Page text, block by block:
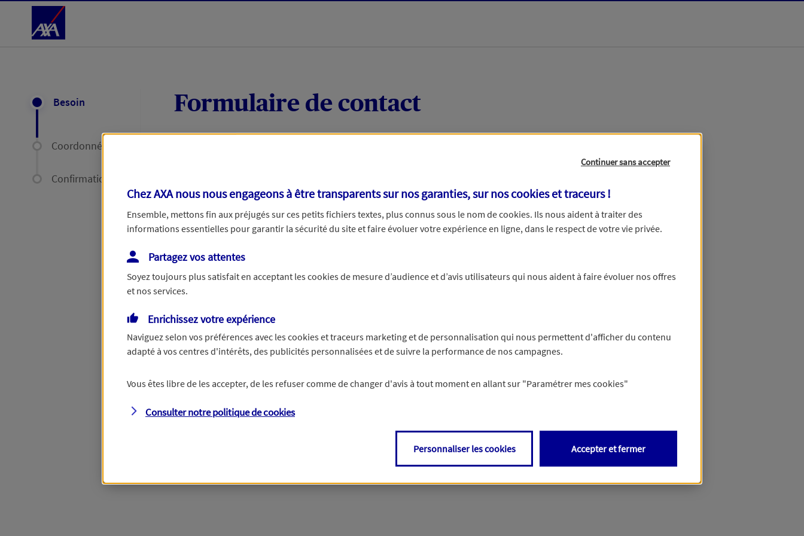
Accéder au Contenu
Besoin
Coordonnées
Confirmation
Formulaire de contact
Votre message :
Vous disposez de droits sur les informations vous concernant. Pour plus d’informations,
Continuer sans accepter
Chez AXA nous nous engageons à être transparents sur nos garanties, sur noscookies et traceurs!
Ensemble, mettons fin aux préjugés sur ces petits fichiers textes, plus connus sous le nom decookies. Ils nous aident à traiter des
informations essentielles pour garantir la sécurité du site et faire évoluer votre expérience en ligne, dans le respect de votre vie privée.
Partagez vos attentes
Soyez toujours plus satisfait en acceptant les cookies de mesure d’audience et d’avis utilisateurs qui nous aident à faire évoluer nos offres
et nos services.
Enrichissez votre expérience
Naviguez selon vos préférences avec les cookies et traceurs marketing et de personnalisation qui nous permettent d'afficher du contenu
adapté à vos centres d'intérêts, des publicités personnalisées et de suivre la performance de nos campagnes.
Vous êtes libre de les accepter, de les refuser comme de changer d'avis à tout moment en allant sur "Paramétrer mes cookies"
Consulter notre politique decookies
Personnaliser les cookies Accepter et fermer